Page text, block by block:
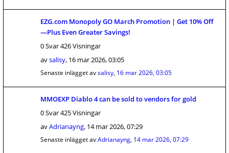
EZG.com Monopoly GO March Promotion | Get 10% Off
—Plus Even Greater Savings!
0 Svar 426 Visningar
avsalisy, 16 mar 2026, 03:05
Senaste inlägget avsalisy, 16 mar 2026, 03:05
MMOEXP Diablo 4 can be sold to vendors for gold
0 Svar 425 Visningar
avAdrianayng, 14 mar 2026, 07:29
Senaste inlägget avAdrianayng, 14 mar 2026, 07:29